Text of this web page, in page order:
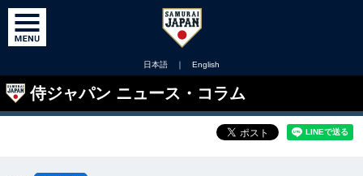
日本語 ｜ English
侍ジャパン ニュース・コラム